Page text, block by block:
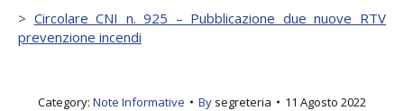
> Circolare CNI n. 925 – Pubblicazione due nuove RTV
prevenzione incendi
Category: Note Informative By segreteria 11 Agosto 2022